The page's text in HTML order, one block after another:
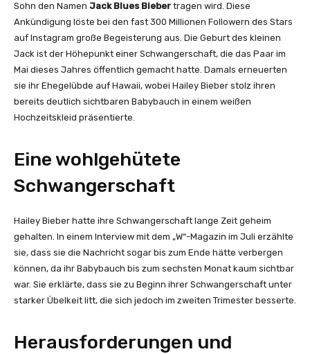
Sohn den Namen Jack Blues Bieber tragen wird. Diese
Ankündigung löste bei den fast 300 Millionen Followern des Stars
auf Instagram große Begeisterung aus. Die Geburt des kleinen
Jack ist der Höhepunkt einer Schwangerschaft, die das Paar im
Mai dieses Jahres öffentlich gemacht hatte. Damals erneuerten
sie ihr Ehegelübde auf Hawaii, wobei Hailey Bieber stolz ihren
bereits deutlich sichtbaren Babybauch in einem weißen
Hochzeitskleid präsentierte.
Eine wohlgehütete
Schwangerschaft
Hailey Bieber hatte ihre Schwangerschaft lange Zeit geheim
gehalten. In einem Interview mit dem „W“-Magazin im Juli erzählte
sie, dass sie die Nachricht sogar bis zum Ende hätte verbergen
können, da ihr Babybauch bis zum sechsten Monat kaum sichtbar
war. Sie erklärte, dass sie zu Beginn ihrer Schwangerschaft unter
starker Übelkeit litt, die sich jedoch im zweiten Trimester besserte.
Herausforderungen und